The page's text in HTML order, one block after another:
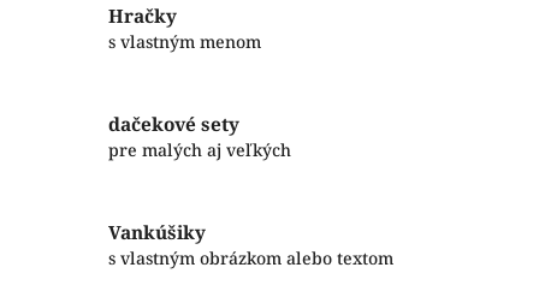
Hračky
s vlastným menom
dačekové sety
pre malých aj veľkých
Vankúšiky
s vlastným obrázkom alebo textom